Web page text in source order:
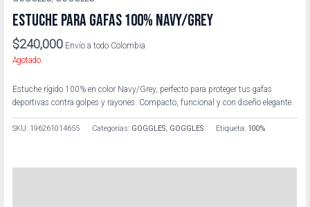
ESTUCHE PARA GAFAS 100% NAVY/GREY
$240,000 Envío a todo Colombia
Agotado
Estuche rígido 100% en color Navy/Grey, perfecto para proteger tus gafas
deportivas contra golpes y rayones. Compacto, funcional y con diseño elegante.
SKU: 196261014655 Categorías: GOGGLES, GOGGLES Etiqueta: 100%